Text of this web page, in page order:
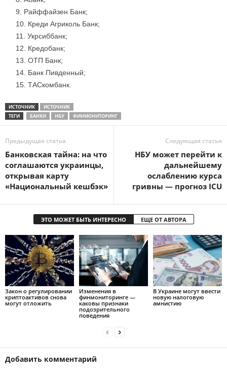
Райффайзен Банк;
Креди Агриколь Банк;
Укрсиббанк;
Кредобанк;
ОТП Банк;
Банк Пивденный;
ТАСкомбанк.
ИСТОЧНИК
ИСТОЧНИК
ТЕГИ
БАНКИ НБУ ФИНМОНИТОРИНГ
Предыдущая статья
Банковская тайна: на что
соглашаются украинцы,
открывая карту
«Национальный кешбэк»
Следующая статья
НБУ может перейти к
дальнейшему
ослаблению курса
гривны — прогноз ICU
ЭТО МОЖЕТ БЫТЬ ИНТЕРЕСНО ЕЩЕ ОТ АВТОРА
Закон о регулировании
криптоактивов снова
могут отложить
Изменения в
финмониторинге —
каковы признаки
подозрительного
поведения
В Украине могут ввести
новую налоговую
амнистию
Добавить комментарий